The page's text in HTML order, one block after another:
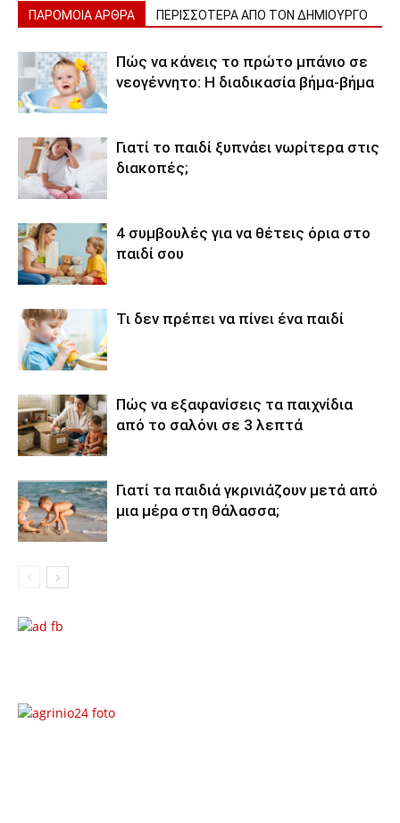
ΠΑΡΟΜΟΙΑ ΑΡΘΡΑ ΠΕΡΙΣΣΟΤΕΡΑ ΑΠΟ ΤΟΝ ΔΗΜΙΟΥΡΓΟ
Πώς να κάνεις το πρώτο μπάνιο σε
νεογέννητο: Η διαδικασία βήμα-βήμα
Γιατί το παιδί ξυπνάει νωρίτερα στις
διακοπές;
4 συμβουλές για να θέτεις όρια στο
παιδί σου
Τι δεν πρέπει να πίνει ένα παιδί
Πώς να εξαφανίσεις τα παιχνίδια
από το σαλόνι σε 3 λεπτά
Γιατί τα παιδιά γκρινιάζουν μετά από
μια μέρα στη θάλασσα;